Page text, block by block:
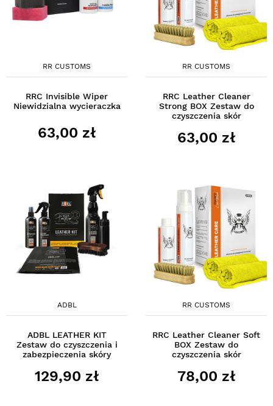
RR CUSTOMS
RRC Invisible Wiper
Niewidzialna wycieraczka
63,00 zł
RR CUSTOMS
RRC Leather Cleaner
Strong BOX Zestaw do
czyszczenia skór
63,00 zł
ADBL
ADBL LEATHER KIT
Zestaw do czyszczenia i
zabezpieczenia skóry
129,90 zł
RR CUSTOMS
RRC Leather Cleaner Soft
BOX Zestaw do
czyszczenia skór
78,00 zł